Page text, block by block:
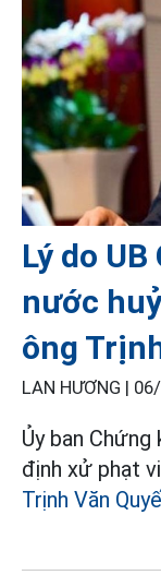
Lý do
nước
ông
LAN HƯƠNG |
Ủy ban
định xử phạt
Trịnh Văn